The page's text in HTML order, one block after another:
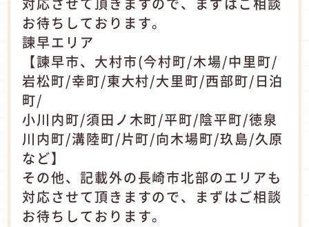
お待ちしております。
諫早エリア
【諫早市、大村市(今村町/木場/中里町/
岩松町/幸町/東大村/大里町/西部町/日泊
町/
小川内町/須田ノ木町/平町/陰平町/徳泉
川内町/溝陸町/片町/向木場町/玖島/久原
など】
その他、記載外の長崎市北部のエリアも
対応させて頂きますので、まずはご相談
お待ちしております。